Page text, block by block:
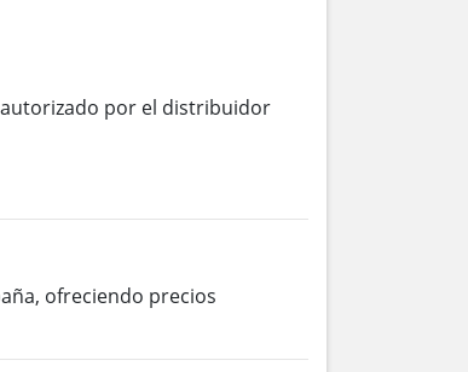
por el distribuidor
ofreciendo precios